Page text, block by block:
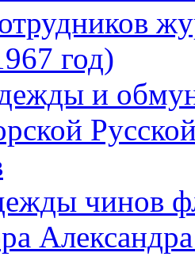
год)
и
чинов